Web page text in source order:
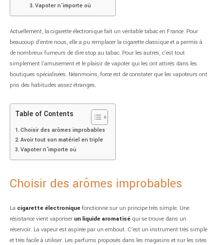
Vapoter n’importe où
Actuellement, la cigarette électronique fait un véritable tabac en France. Pour
beaucoup d’entre nous, elle a pu remplacer la cigarette classique et a permis à
de nombreux fumeurs de dire stop au tabac. Pour les autres, c’est tout
simplement l’amusement et le plaisir de vapoter qui les ont attirés dans les
boutiques spécialisées. Néanmoins, force est de constater que les vapoteurs ont
pris des habitudes assez étranges.
Table of Contents
Choisir des arômes improbables
Avoir tout son matériel en triple
Vapoter n’importe où
Choisir des arômes improbables
La cigarette électroniquefonctionne sur un principe très simple. Une
résistance vient vaporiser un liquide aromatisé qui se trouve dans un
réservoir. La vapeur est aspirée par un embout. C’est un instrument très simple
et très facile à utiliser. Les parfums proposés dans les magasins et sur les sites